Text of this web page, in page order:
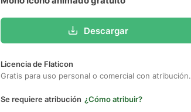
Descargar
Licencia de Flaticon
Gratis para uso personal o comercial con atribución.
Se requiere atribución ¿Cómo atribuir?